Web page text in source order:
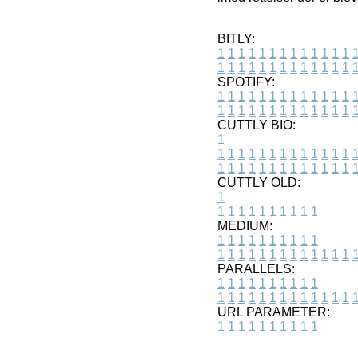
BITLY:
1 1 1 1 1 1 1 1 1 1 1 1 1 1
1 1 1 1 1 1 1 1 1 1 1 1 1 1
SPOTIFY:
1 1 1 1 1 1 1 1 1 1 1 1 1 1
1 1 1 1 1 1 1 1 1 1 1 1 1 1
CUTTLY BIO:
1
1 1 1 1 1 1 1 1 1 1 1 1 1 1
1 1 1 1 1 1 1 1 1 1 1 1 1 1
CUTTLY OLD:
1
1 1 1 1 1 1 1 1 1 1
MEDIUM:
1 1 1 1 1 1 1 1 1 1
1 1 1 1 1 1 1 1 1 1 1 1 1 1
PARALLELS:
1 1 1 1 1 1 1 1 1 1
1 1 1 1 1 1 1 1 1 1 1 1 1 1
URL PARAMETER:
1 1 1 1 1 1 1 1 1 1